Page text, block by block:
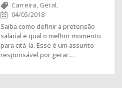
Carreira, Geral,
04/05/2018
Saiba como definir a pretensão
salarial e qual o melhor momento
para citá-la. Esse é um assunto
responsável por gerar…